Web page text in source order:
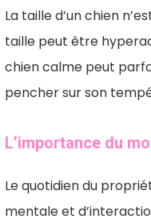
La taille d’un chien
taille peut être
chien calme peut
pencher sur son
L’importance du
Le quotidien du
mentale et